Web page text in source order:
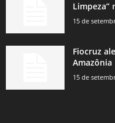
Limpeza”
15 de
Fiocruz
15 de